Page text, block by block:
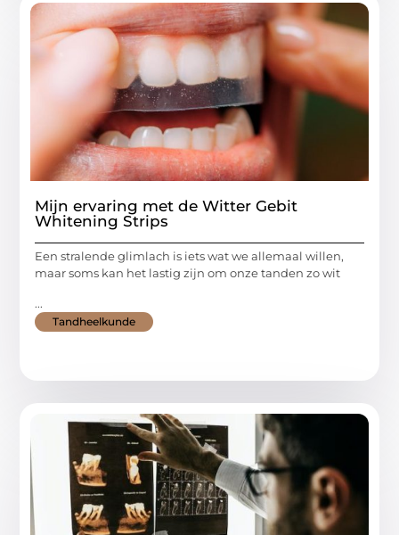
Mijn ervaring met de Witter Gebit
Whitening Strips
Een stralende glimlach is iets wat we allemaal willen,
maar soms kan het lastig zijn om onze tanden zo wit
...
Tandheelkunde